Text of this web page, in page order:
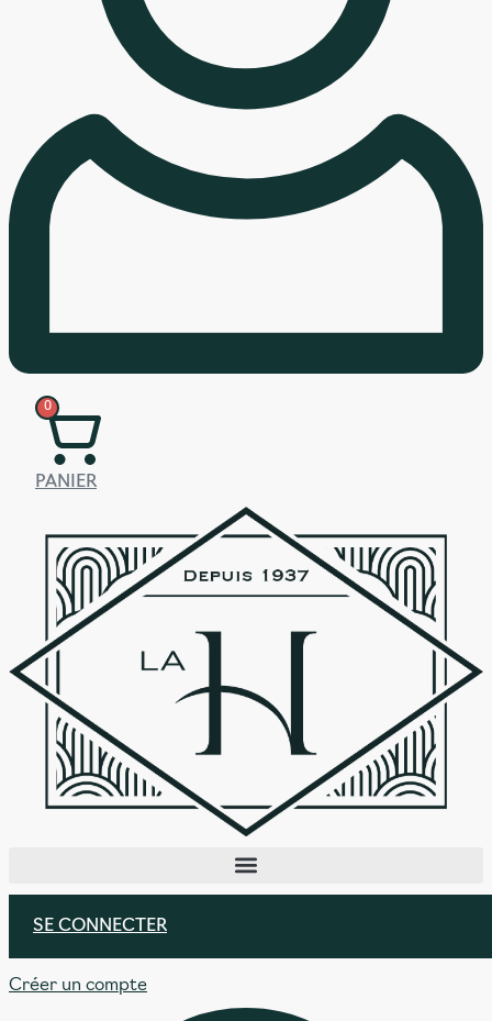
0
PANIER
SE CONNECTER
Créer un compte